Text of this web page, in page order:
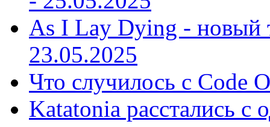
As I Lay Dying - новый
23.05.2025
Что случилось с Code
Katatonia расстались с